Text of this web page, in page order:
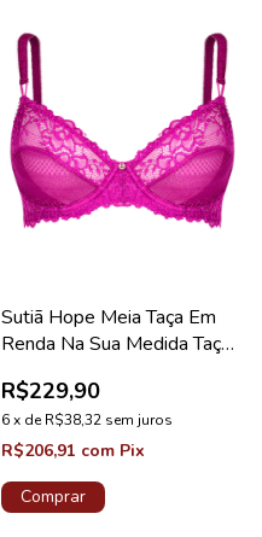
Sutiã Hope Meia Taça Em
Renda Na Sua Medida Taça
Valência
R$229,90
6x deR$38,32 sem juros
R$206,91 com Pix
Comprar